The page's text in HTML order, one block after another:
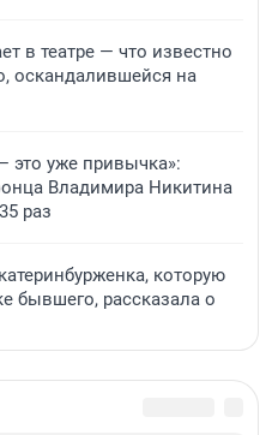
в театре — что известно
оскандалившейся на
это уже привычка»:
Владимира Никитина
раз
которую
бывшего, рассказала о